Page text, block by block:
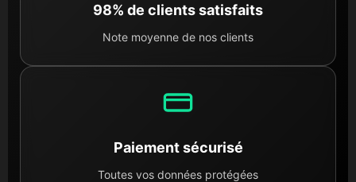
98% de clients satisfaits
Note moyenne de nos clients
Paiement sécurisé
Toutes vos données protégées